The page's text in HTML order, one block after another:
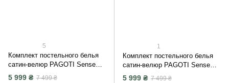
5
Комплект постельного белья
сатин-велюр PAGOTI Sense
серебристый (полуторный /
5 999 ₴ 7 499 ₴
1
Комплект постельного белья
сатин-велюр PAGOTI Sense
сиреневый (полуторный /
5 999 ₴ 7 499 ₴